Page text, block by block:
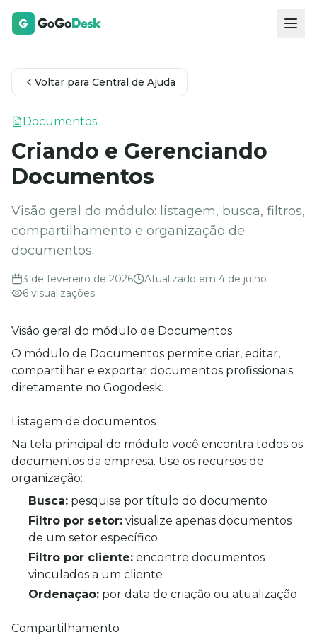
Voltar para Central de Ajuda
Documentos
Criando e Gerenciando
Documentos
Visão geral do módulo: listagem, busca, filtros,
compartilhamento e organização de
documentos.
3 de fevereiro de 2026 Atualizado em 4 de julho
6 visualizações
Visão geral do módulo de Documentos
O módulo de Documentos permite criar, editar,
compartilhar e exportar documentos profissionais
diretamente no Gogodesk.
Listagem de documentos
Na tela principal do módulo você encontra todos os
documentos da empresa. Use os recursos de
organização:
Busca: pesquise por título do documento
Filtro por setor: visualize apenas documentos
de um setor específico
Filtro por cliente: encontre documentos
vinculados a um cliente
Ordenação: por data de criação ou atualização
Compartilhamento